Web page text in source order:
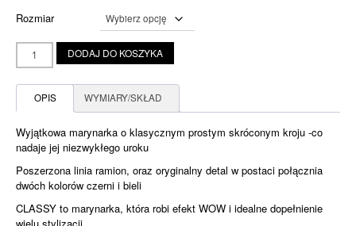
Rozmiar
ilość
LaMania
marynarka
CLASSY
DODAJ DO KOSZYKA
OPIS WYMIARY/SKŁAD
Wyjątkowa marynarka o klasycznym prostym skróconym kroju -co
nadaje jej niezwykłego uroku
Poszerzona linia ramion, oraz oryginalny detal w postaci połącznia
dwóch kolorów czerni i bieli
CLASSY to marynarka, która robi efekt WOW i idealne dopełnienie